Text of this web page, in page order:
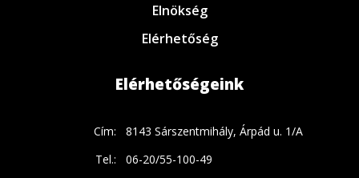
Elnökség
Elérhetőség
Elérhetőségeink
Cím:
8143 Sárszentmihály, Árpád u. 1/A
Tel.:
06-20/55-100-49